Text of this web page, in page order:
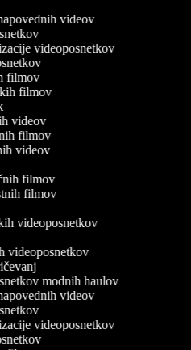
videov
videoposnetkov
filmov
filmov
videov
filmov
videov
filmov
filmov
videoposnetkov
videoposnetkov
modnih haulov
videov
videoposnetkov